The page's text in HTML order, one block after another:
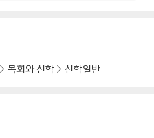
목회와 신학 신학일반